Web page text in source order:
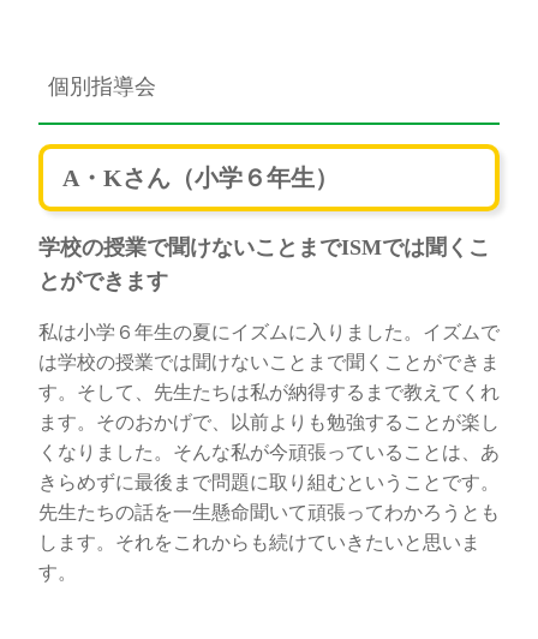
個別指導会
A・Kさん（小学６年生）
学校の授業で聞けないことまでISMでは聞くこ
とができます
私は小学６年生の夏にイズムに入りました。イズムで
は学校の授業では聞けないことまで聞くことができま
す。そして、先生たちは私が納得するまで教えてくれ
ます。そのおかげで、以前よりも勉強することが楽し
くなりました。そんな私が今頑張っていることは、あ
きらめずに最後まで問題に取り組むということです。
先生たちの話を一生懸命聞いて頑張ってわかろうとも
します。それをこれからも続けていきたいと思いま
す。